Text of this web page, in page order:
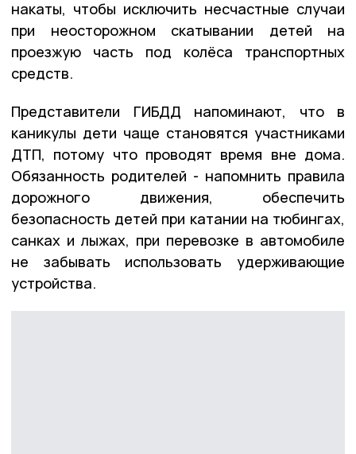
накаты, чтобы исключить несчастные случаи
при неосторожном скатывании детей на
проезжую часть под колёса транспортных
средств.
Представители ГИБДД напоминают, что в
каникулы дети чаще становятся участниками
ДТП, потому что проводят время вне дома.
Обязанность родителей - напомнить правила
дорожного движения, обеспечить
безопасность детей при катании на тюбингах,
санках и лыжах, при перевозке в автомобиле
не забывать использовать удерживающие
устройства.